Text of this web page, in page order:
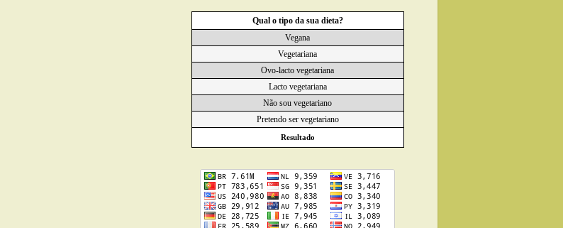
Qual o tipo da sua dieta?
Vegana
Vegetariana
Ovo-lacto vegetariana
Lacto vegetariana
Não sou vegetariano
Pretendo ser vegetariano
Resultado